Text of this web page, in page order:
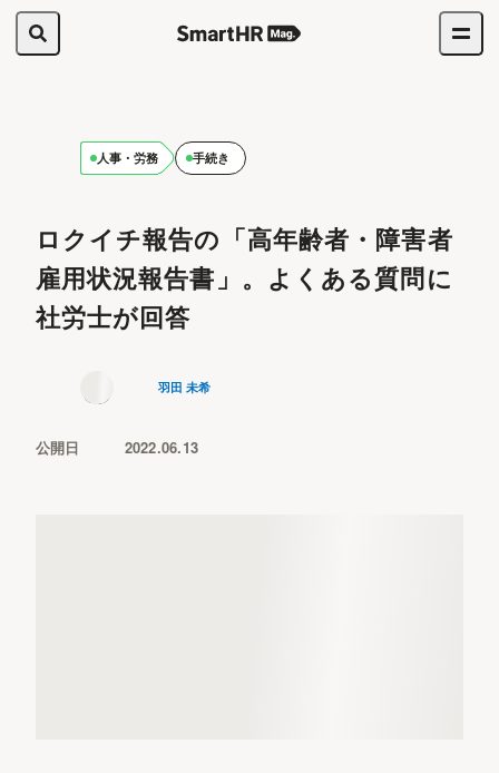
人事・労務 手続き
ロクイチ報告の「高年齢者・障害者
雇用状況報告書」。よくある質問に
社労士が回答
羽田 未希
公開日 2022.06.13